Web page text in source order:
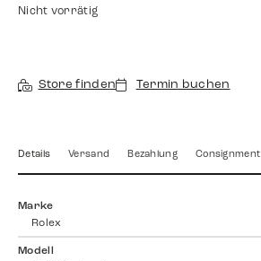
Nicht vorrätig
Store finden Termin buchen
Details Versand Bezahlung Consignment
Marke
Rolex
Modell